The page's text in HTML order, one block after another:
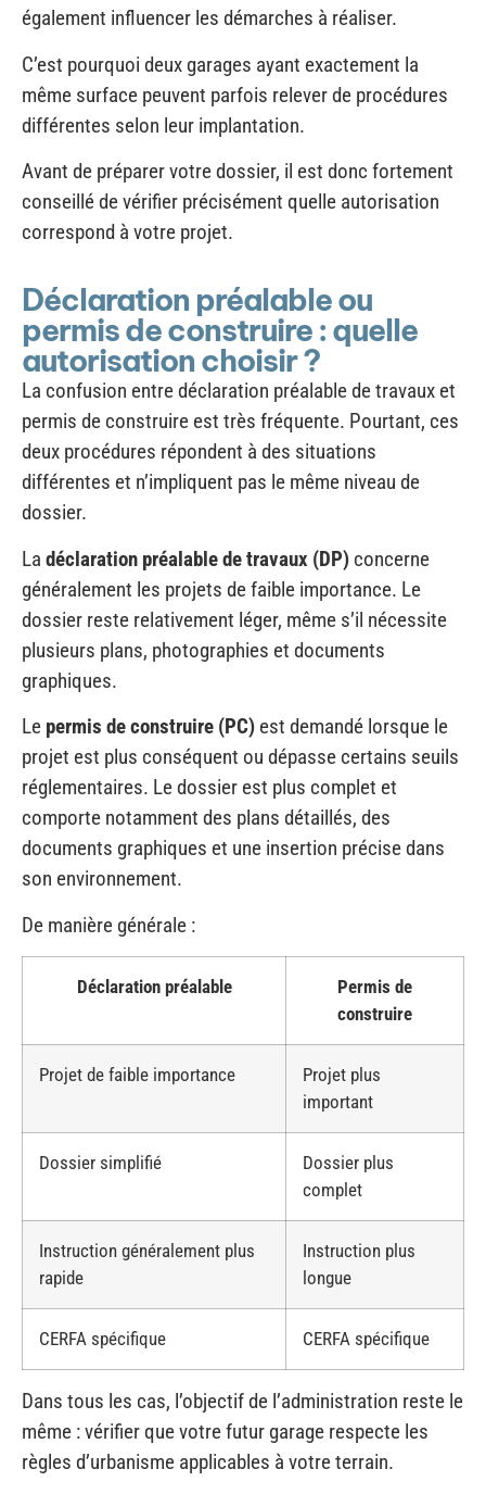
même surface peuvent parfois relever de procédures
différentes selon leur implantation.
Avant de préparer votre dossier, il est donc fortement
conseillé de vérifier précisément quelle autorisation
correspond à votre projet.
Déclaration préalable ou
autorisation choisir ?
La confusion entre déclaration préalable de travaux et
permis de construire est très fréquente. Pourtant, ces
deux procédures répondent à des situations
différentes et n’impliquent pas le même niveau de
dossier.
La
déclaration préalable de travaux (DP)
dossier reste relativement léger, même s’il nécessite
plusieurs plans, photographies et documents
graphiques.
Le
permis de construire (PC)
projet est plus conséquent ou dépasse certains seuils
réglementaires. Le dossier est plus complet et
comporte notamment des plans détaillés, des
documents graphiques et une insertion précise dans
son environnement.
De manière générale :
Déclaration préalable
construire
Projet plus
important
Dossier plus
complet
rapide
Instruction plus
longue
CERFA spécifique CERFA spécifique
Dans tous les cas, l’objectif de l’administration reste le
même : vérifier que votre futur garage respecte les
règles d’urbanisme applicables à votre terrain.
L’erreur la plus fréquente consiste à choisir la
mauvaise procédure ou à déposer un dossier